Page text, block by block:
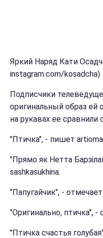
Яркий Наряд Кати
instagram.com/kosadcha)
Подписчики
оригинальный образ ей
на рукавах ее сравнили
"Птичка", - пишет
"Прямо як Нетта
sashkasukhina.
"Папугайчик", -
"Оригинально, птичка", -
"Птичка счастья